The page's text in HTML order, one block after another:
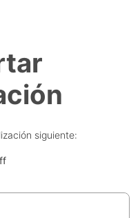
siguiente: